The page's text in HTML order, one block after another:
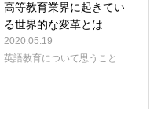
高等教育業界に起きてい
る世界的な変革とは
2020.05.19
英語教育について思うこと